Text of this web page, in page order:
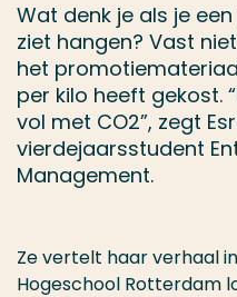
Wat denk je als je
ziet hangen? Vast
het
per kilo heeft gekost.
vol met CO2”, zegt
vierdejaarsstudent
Management.
Ze vertelt haar verhaal
Hogeschool Rotterdam